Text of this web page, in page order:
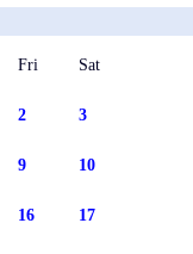
Fri Sat
2 3
9 10
16 17